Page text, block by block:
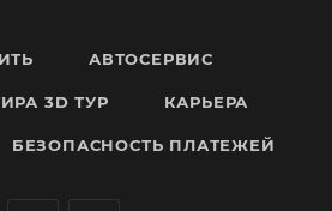
АВТОСЕРВИС
3D ТУР КАРЬЕРА
БЕЗОПАСНОСТЬ ПЛАТЕЖЕЙ